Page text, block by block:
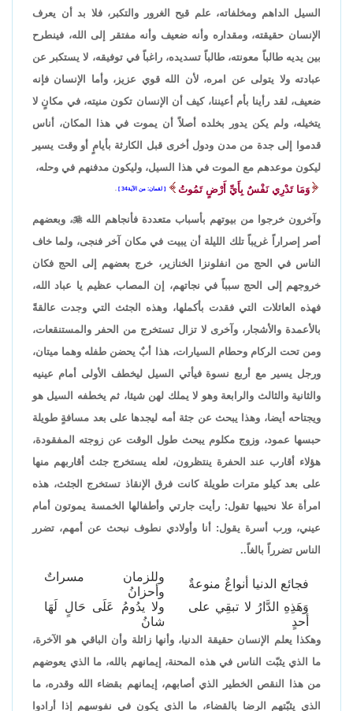
السيل الداهم ومخلفاته، علم قبح الغرور والتكبر، فلا بد أن يعرف
الإنسان حقيقته، ومقداره وأنه ضعيف وأنه مفتقر إلى الله، فينطرح
بين يديه طالباً معونته، طالباً تسديده، راغباً في توفيقه، لا يستكبر عن
عبادته ولا يتولى عن امره، لأن الله قوي عزيز، وأما الإنسان فإنه
ضعيف، لقد رأينا بأم أعيننا، كيف أن الإنسان تكون منيته، في مكانٍ لا
يتخيله، ولم يكن يدور بخلده أصلاً أن يموت في هذا المكان، أناس
قدموا إلى جدة من مدن ودول أخرى قبل الكارثة بأيامٍ أو وقت يسير
ليكون موعدهم مع الموت في هذا السيل، وليكون مدفنهم في وحله،
وَمَا تَدْرِي نَفْسٌ بِأَيِّ أَرْضٍ تَمُوتُ
لقمان: من الآية34 .
وآخرون خرجوا من بيوتهم بأسباب متعددة فأنجاهم الله، وبعضهم
أصر إصراراً غريباً تلك الليلة أن يبيت في مكان آخر فنجى، ولما خاف
الناس في الحج من انفلونزا الخنازير، خرج بعضهم إلى الحج فكان
خروجهم إلى الحج سبباً في نجاتهم، إن المصاب عظيم يا عباد الله،
فهذه العائلات التي فقدت بأكملها، وهذه الجثث التي وجدت عالقةً
بالأعمدة والأشجار، وآخرى لا تزال تستخرج من الحفر والمستنقعات،
ومن تحت الركام وحطام السيارات، هذا أبٌ يحضن طفله وهما ميتان،
ورجل يسير مع أربع نسوة فيأتي السيل ليخطف الأولى أمام عينيه
والثانية والثالث والرابعة وهو لا يملك لهن شيئا، ثم يخطفه السيل هو
ويجتاحه أيضا، وهذا يبحث عن جثة أمه ليجدها على بعد مسافةٍ طويلة
حبسها عمود، وزوج مكلوم يبحث طول الوقت عن زوجته المفقودة،
هؤلاء أقارب عند الحفرة ينتظرون، لعله يستخرج جثث أقاربهم منها
على بعد كيلو مترات طويلة كانت فرق الإنقاذ تستخرج الجثث، هذه
امرأة علا نحيبها تقول: رأيت جارتي وأطفالها الخمسة يموتون أمام
عيني، ورب أسرة يقول: أنا وأولادي نطوف نبحث عن أمهم، تضرر
الناس تضرراً بالغاً..
فجائع الدنيا أنواعٌ منوعةٌ
وللزمان مسراتٌ
وأحزانُ
وَهَذِهِ الدَّارُ لا تبقِي على
أحدٍ
ولا يدُومُ عَلَى حَالٍ لَهَا
شانُ
وهكذا يعلم الإنسان حقيقة الدنيا، وأنها زائلة وأن الباقي هو الآخرة،
ما الذي يثبّت الناس في هذه المحنة، إيمانهم بالله، ما الذي يعوضهم
من هذا النقص الخطير الذي أصابهم، إيمانهم بقضاء الله وقدره، ما
الذي يثبّتهم الرضا بالقضاء، ما الذي يكون في نفوسهم إذا أرادوا